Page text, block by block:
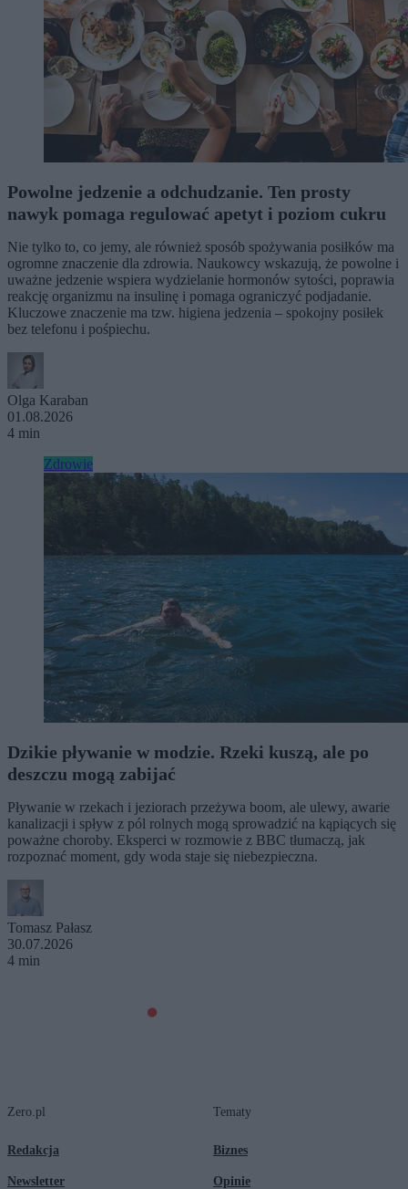
Powolne jedzenie a odchudzanie. Ten prosty
nawyk pomaga regulować apetyt i poziom cukru
Nie tylko to, co jemy, ale również sposób spożywania posiłków ma
ogromne znaczenie dla zdrowia. Naukowcy wskazują, że powolne i
uważne jedzenie wspiera wydzielanie hormonów sytości, poprawia
reakcję organizmu na insulinę i pomaga ograniczyć podjadanie.
Kluczowe znaczenie ma tzw. higiena jedzenia – spokojny posiłek
bez telefonu i pośpiechu.
Olga Karaban
01.08.2026
4 min
Zdrowie
Dzikie pływanie w modzie. Rzeki kuszą, ale po
deszczu mogą zabijać
Pływanie w rzekach i jeziorach przeżywa boom, ale ulewy, awarie
kanalizacji i spływ z pól rolnych mogą sprowadzić na kąpiących się
poważne choroby. Eksperci w rozmowie z BBC tłumaczą, jak
rozpoznać moment, gdy woda staje się niebezpieczna.
Tomasz Pałasz
30.07.2026
4 min
Zero.pl
Redakcja
Newsletter
Tematy
Biznes
Opinie